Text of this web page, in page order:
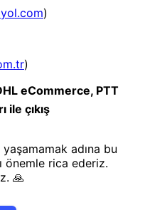
Mey İthalat® FISTIK KABUKLU